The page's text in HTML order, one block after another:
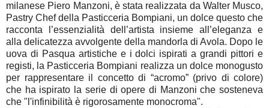
milanese Piero Manzoni, è stata realizzata da Walter Musco,
Pastry Chef della Pasticceria Bompiani, un dolce questo che
racconta l’essenzialità dell’artista insieme all’eleganza e
alla delicatezza avvolgente della mandorla di Avola. Dopo le
uova di Pasqua artistiche e i dolci ispirati a grandi pittori e
registi, la Pasticceria Bompiani realizza un dolce monogusto
per rappresentare il concetto di “acromo” (privo di colore)
che ha ispirato la serie di opere di Manzoni che sosteneva
che "l'infinibilità è rigorosamente monocroma".